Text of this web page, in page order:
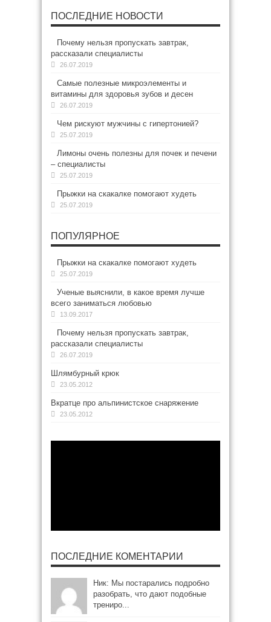
ПОСЛЕДНИЕ НОВОСТИ
Почему нельзя пропускать завтрак,
рассказали специалисты
26.07.2019
Самые полезные микроэлементы и
витамины для здоровья зубов и десен
26.07.2019
Чем рискуют мужчины с гипертонией?
25.07.2019
Лимоны очень полезны для почек и печени
– специалисты
25.07.2019
Прыжки на скакалке помогают худеть
25.07.2019
ПОПУЛЯРНОЕ
Прыжки на скакалке помогают худеть
25.07.2019
Ученые выяснили, в какое время лучше
всего заниматься любовью
13.09.2017
Почему нельзя пропускать завтрак,
рассказали специалисты
26.07.2019
Шлямбурный крюк
23.05.2012
Вкратце про альпинистское снаряжение
23.05.2012
ПОСЛЕДНИЕ КОМЕНТАРИИ
Ник: Мы постарались подробно
разобрать, что дают подобные
трениро...